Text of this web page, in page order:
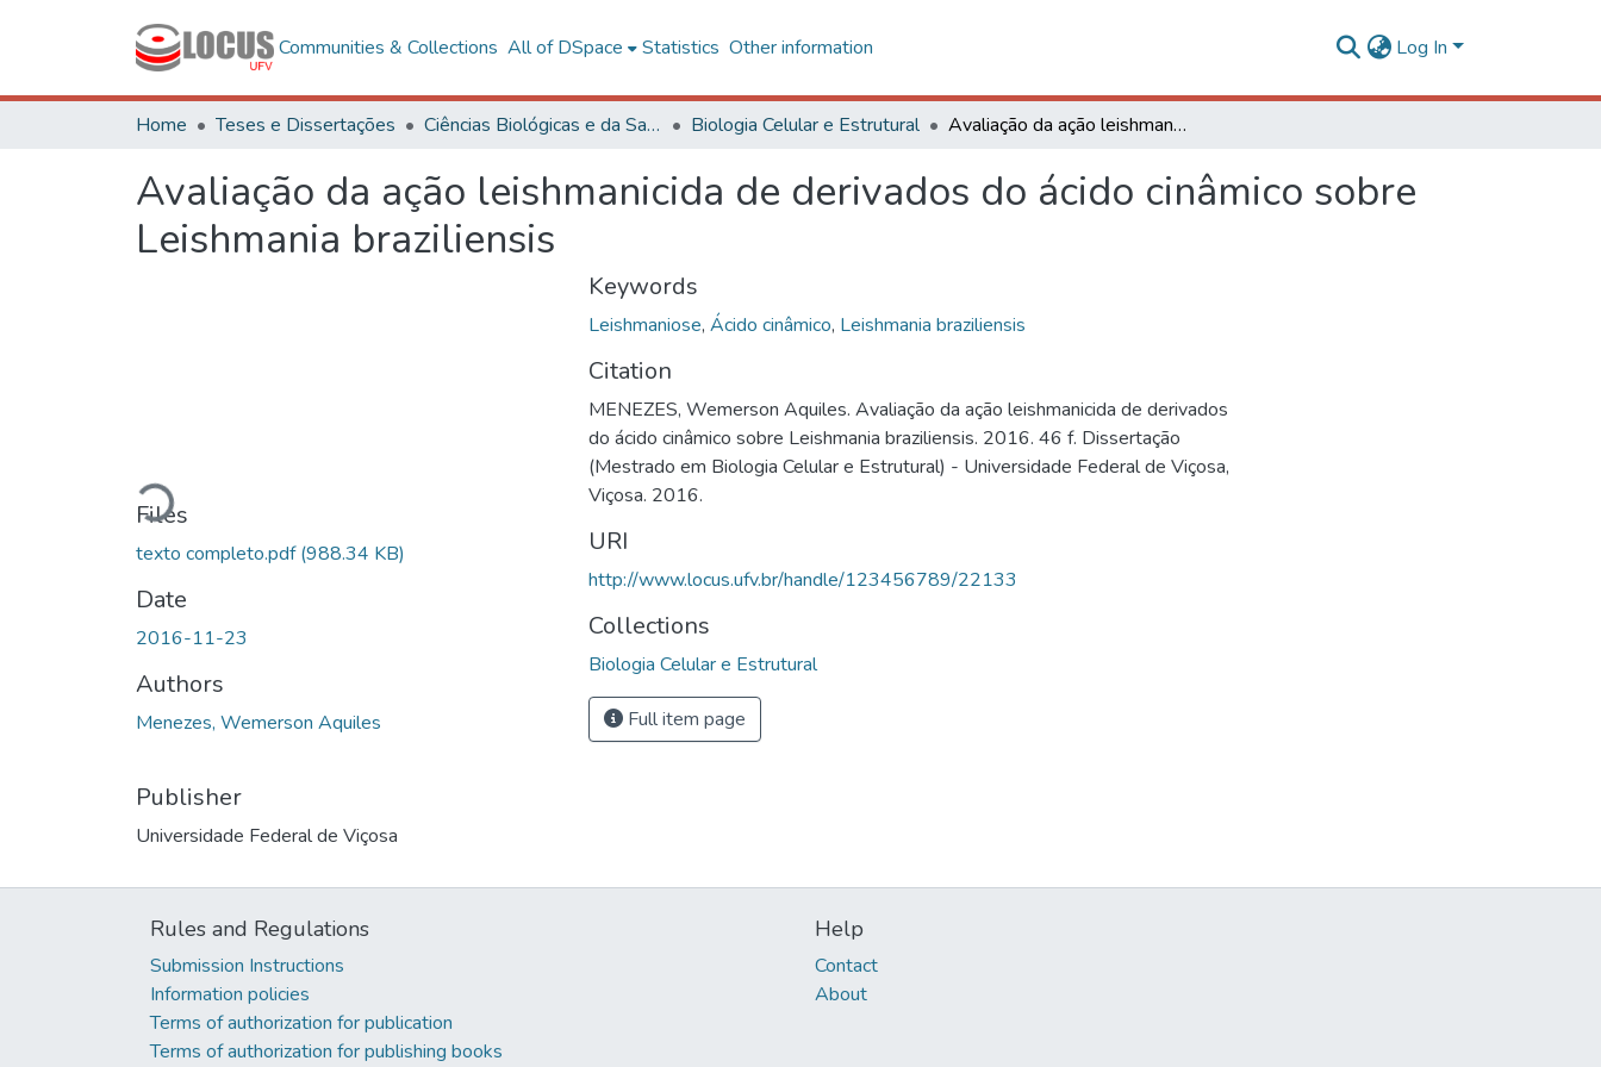
Communities & Collections All of DSpace Statistics Other information Log In
Home Teses e Dissertações Ciências Biológicas e da Saúde Biologia Celular e Estrutural Avaliação da ação leishmanicida de derivados do ácido cinâmico sobre Leishmania braziliensis
Avaliação da ação leishmanicida de derivados do ácido cinâmico sobre
Leishmania braziliensis
Loading...
Files
texto completo.pdf(988.34 KB)
Date
2016-11-23
Authors
Menezes, Wemerson Aquiles
Publisher
Universidade Federal de Viçosa
Keywords
Leishmaniose, Ácido cinâmico, Leishmania braziliensis
Citation
MENEZES, Wemerson Aquiles. Avaliação da ação leishmanicida de derivados
do ácido cinâmico sobre Leishmania braziliensis. 2016. 46 f. Dissertação
(Mestrado em Biologia Celular e Estrutural) - Universidade Federal de Viçosa,
Viçosa. 2016.
URI
http://www.locus.ufv.br/handle/123456789/22133
Collections
Biologia Celular e Estrutural
Full item page
Rules and Regulations
Submission Instructions
Information policies
Terms of authorization for publication
Terms of authorization for publishing books
Help
Contact
About